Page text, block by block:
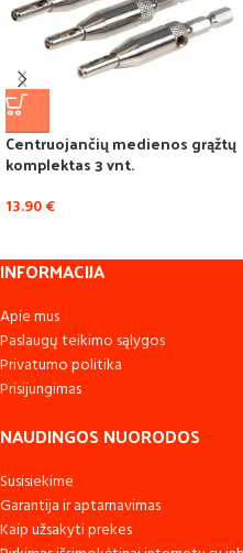
Centruojančių medienos grąžtų
komplektas 3 vnt.
13.90€
INFORMACIJA
Apie mus
Paslaugų teikimo sąlygos
Privatumo politika
Prisijungimas
NAUDINGOS NUORODOS
Susisiekime
Garantija ir aptarnavimas
Kaip užsakyti prekes